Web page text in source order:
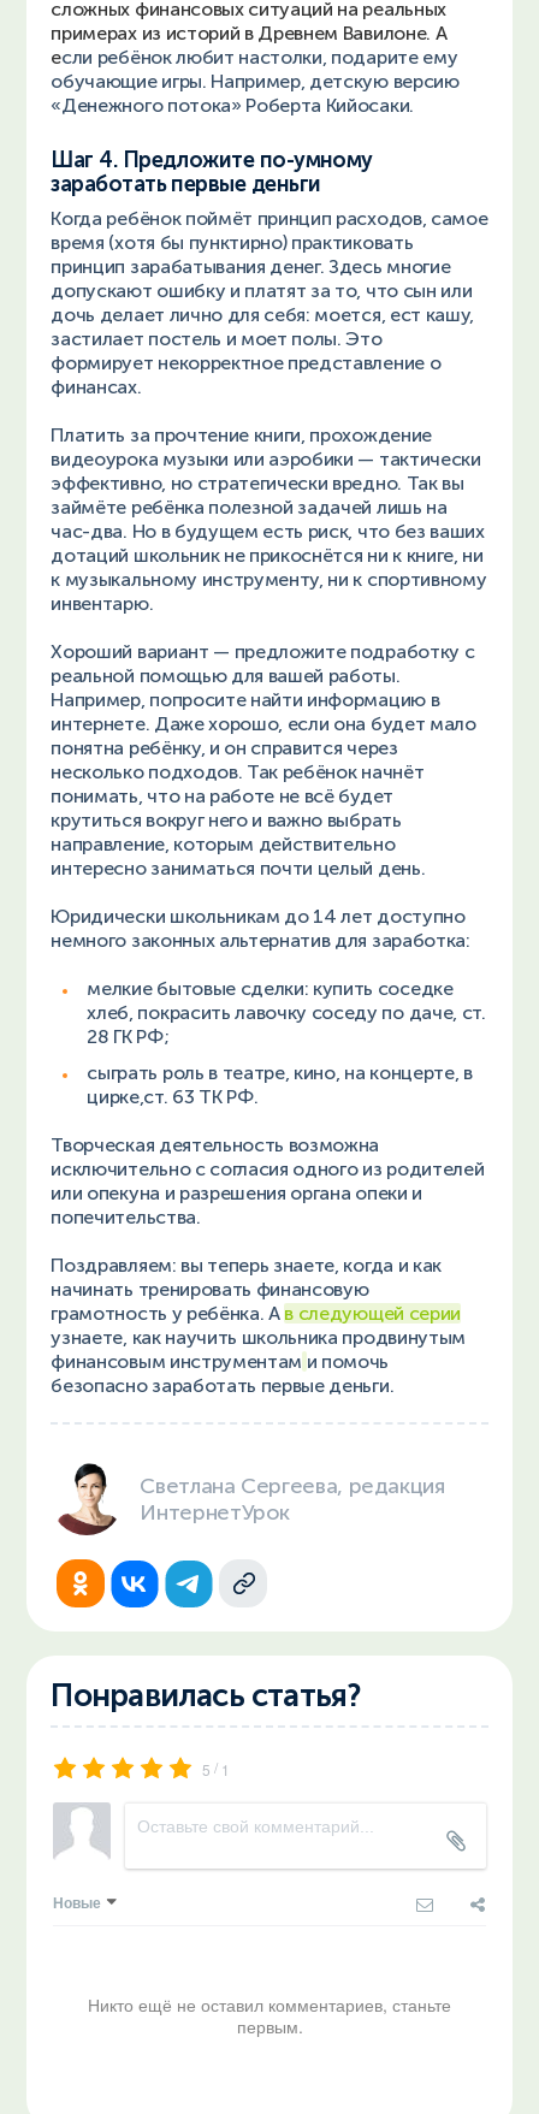
сложных финансовых ситуаций на реальных
примерах из историй в Древнем Вавилоне. А
если ребёнок любит настолки, подарите ему
обучающие игры. Например, детскую версию
«Денежного потока» Роберта Кийосаки.
Шаг 4. Предложите по-умному
заработать первые деньги
Когда ребёнок поймёт принцип расходов, самое
время (хотя бы пунктирно) практиковать
принцип зарабатывания денег. Здесь многие
допускают ошибку и платят за то, что сын или
дочь делает лично для себя: моется, ест кашу,
застилает постель и моет полы. Это
формирует некорректное представление о
финансах.
Платить за прочтение книги, прохождение
видеоурока музыки или аэробики — тактически
эффективно, но стратегически вредно. Так вы
займёте ребёнка полезной задачей лишь на
час-два. Но в будущем есть риск, что без ваших
дотаций школьник не прикоснётся ни к книге, ни
к музыкальному инструменту, ни к спортивному
инвентарю.
Хороший вариант — предложите подработку с
реальной помощью для вашей работы.
Например, попросите найти информацию в
интернете. Даже хорошо, если она будет мало
понятна ребёнку, и он справится через
несколько подходов. Так ребёнок начнёт
понимать, что на работе не всё будет
крутиться вокруг него и важно выбрать
направление, которым действительно
интересно заниматься почти целый день.
Юридически школьникам до 14 лет доступно
немного законных альтернатив для заработка:
мелкие бытовые сделки: купить соседке
хлеб, покрасить лавочку соседу по даче, ст.
28 ГК РФ;
сыграть роль в театре, кино, на концерте, в
цирке,ст. 63 ТК РФ.
Творческая деятельность возможна
исключительно с согласия одного из родителей
или опекуна и разрешения органа опеки и
попечительства.
Поздравляем: вы теперь знаете, когда и как
начинать тренировать финансовую
грамотность у ребёнка. А в следующей серии
узнаете, как научить школьника продвинутым
финансовым инструментам и помочь
безопасно заработать первые деньги.
Светлана Сергеева, редакция
ИнтернетУрок
Понравилась статья?
5 / 1
Новые
Никто ещё не оставил комментариев, станьте
первым.